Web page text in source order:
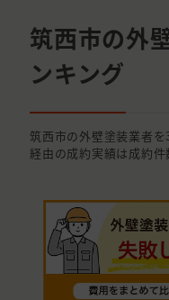
筑西市の外
ンキング
筑西市の外壁塗装業者
経由の成約実績は成約件